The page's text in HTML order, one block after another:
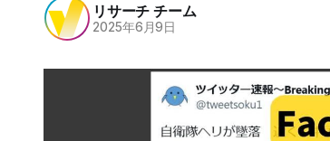
リサーチ チーム
2025年6月9日